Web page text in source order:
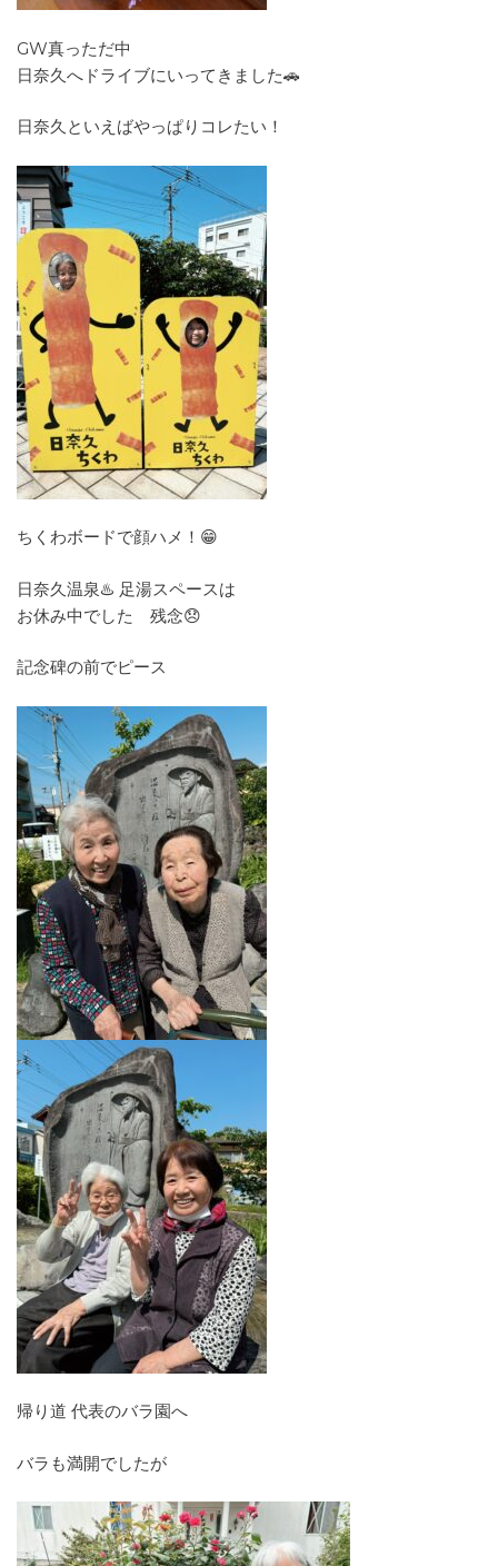
GW真っただ中
日奈久へドライブにいってきました🚗
日奈久といえばやっぱりコレたい！
ちくわボードで顔ハメ！😁
日奈久温泉♨️ 足湯スペースは
お休み中でした 残念😞
記念碑の前でピース
帰り道 代表のバラ園へ
バラも満開でしたが